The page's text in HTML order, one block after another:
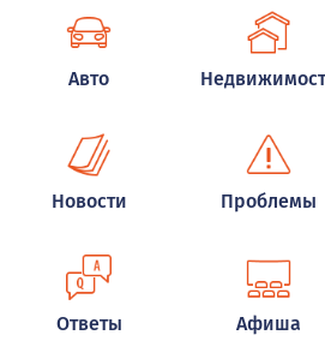
Авто
Новости Проблемы
Ответы Афиша